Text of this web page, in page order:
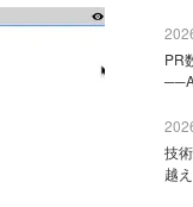
PR
技
越